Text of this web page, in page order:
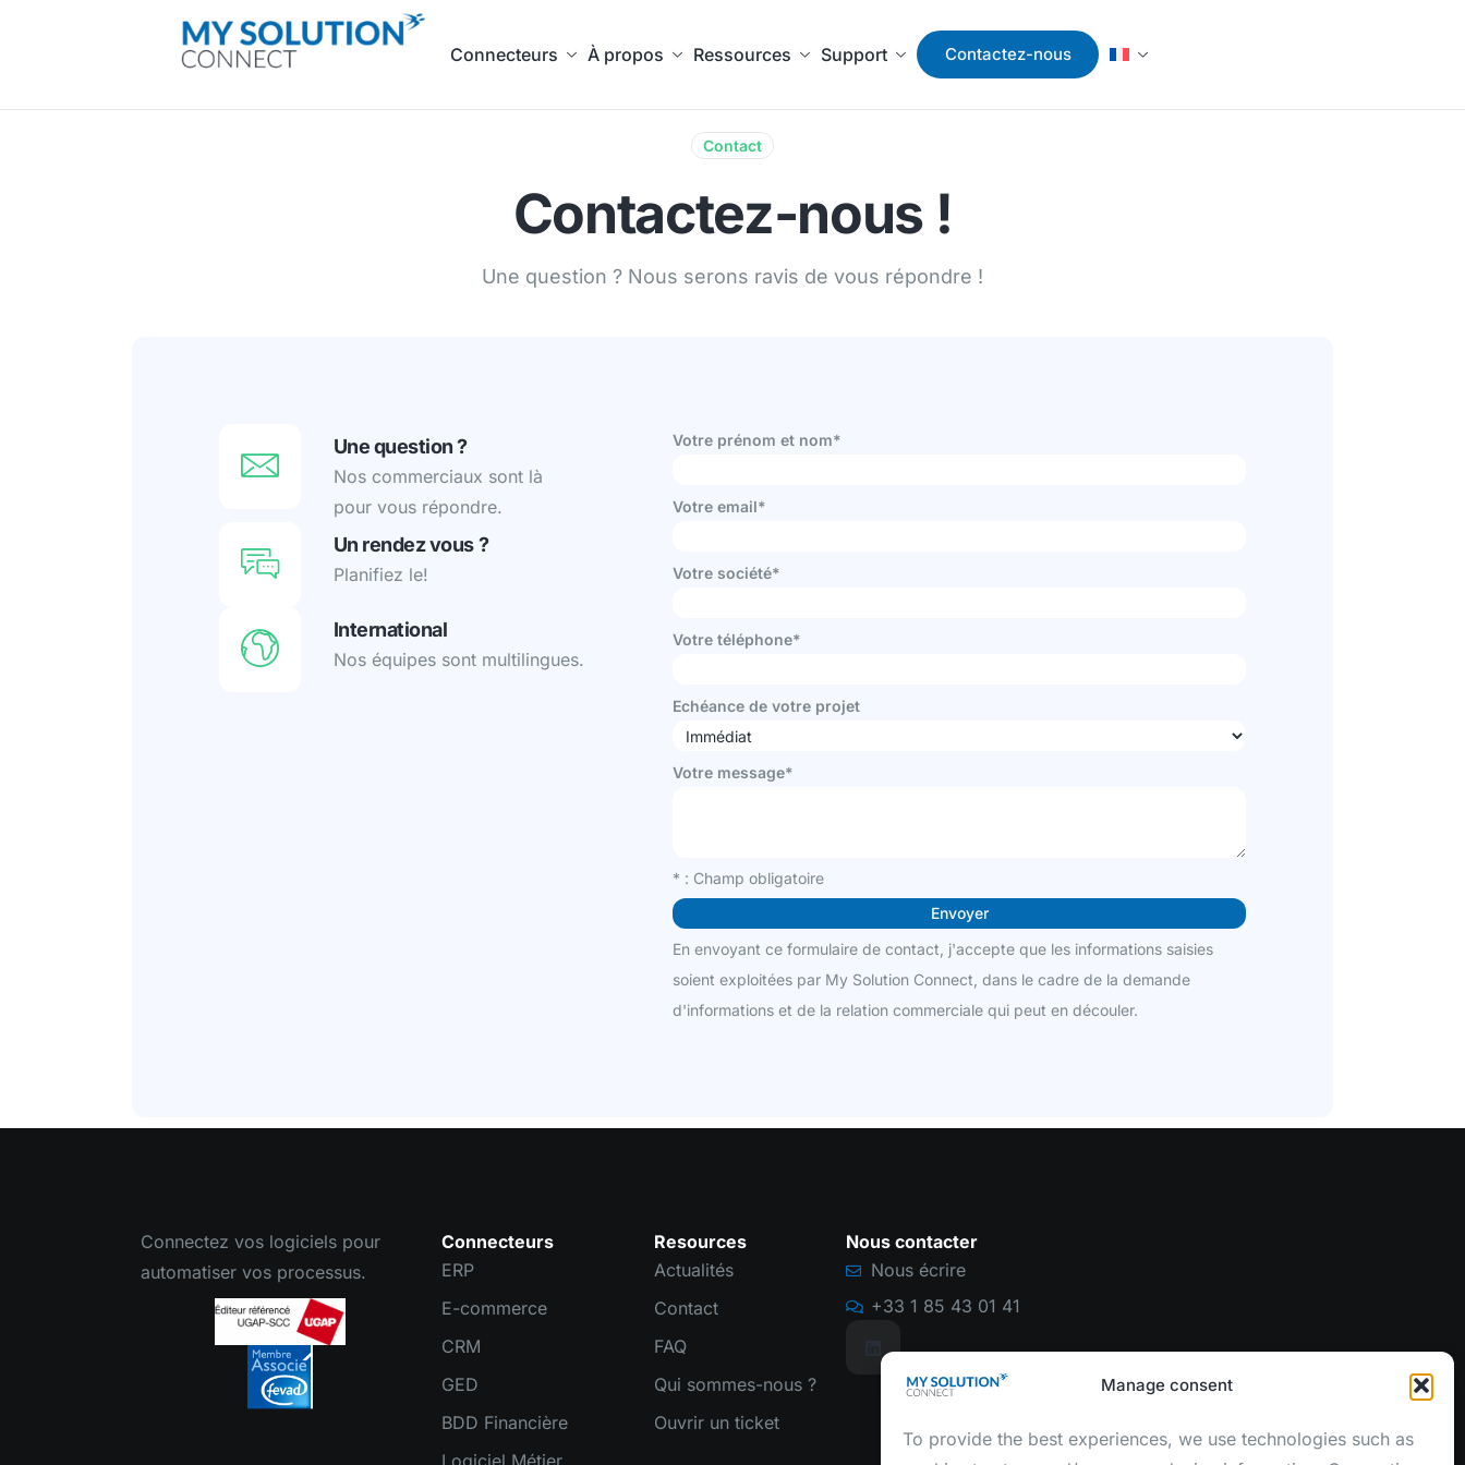
Manage consent
To provide the best experiences, we use technologies such as
Connecteurs À propos Ressources Support Contactez-nous
Contact
Contactez-nous !
Une question ? Nous serons ravis de vous répondre !
Une question ?
Nos commerciaux sont là
pour vous répondre.
Un rendez vous ?
Planifiez le!
International
Nos équipes sont multilingues.
Votre prénom et nom*
Votre email*
Votre société*
Votre téléphone*
Echéance de votre projet
Votre message*
* : Champ obligatoire
En envoyant ce formulaire de contact, j'accepte que les informations saisies
soient exploitées par My Solution Connect, dans le cadre de la demande
d'informations et de la relation commerciale qui peut en découler.
Connectez vos logiciels pour
automatiser vos processus.
Connecteurs
ERP
E-commerce
CRM
GED
BDD Financière
Logiciel Métier
Resources
Actualités
Contact
FAQ
Qui sommes-nous ?
Ouvrir un ticket
Nous contacter
Nous écrire
+33 1 85 43 01 41